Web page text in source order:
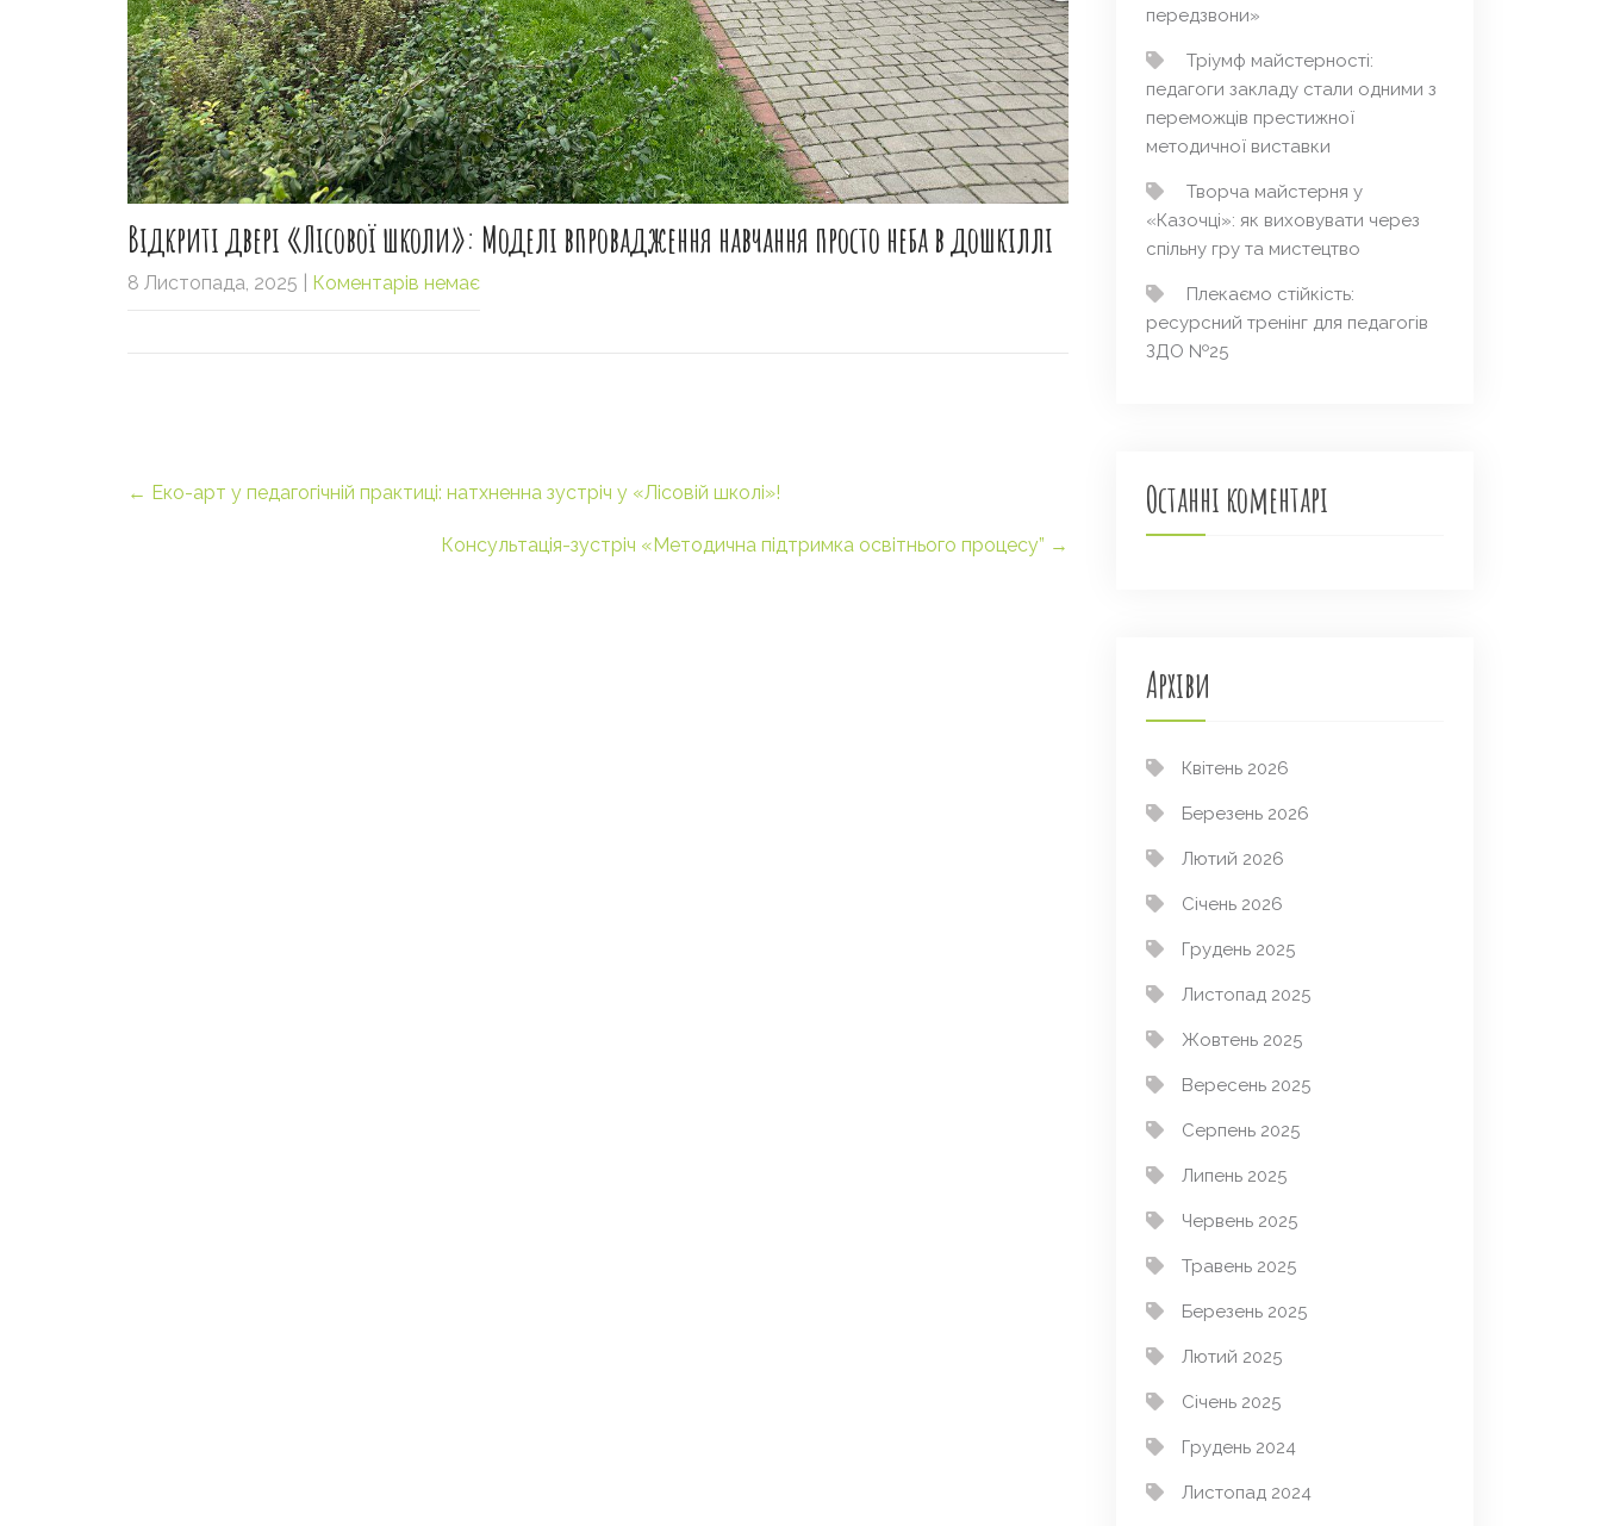
Відкриті двері «Лісової школи»: Моделі впровадження навчання просто неба в дошкіллі
8 Листопада, 2025 Коментарів немає
Post
navigation
← Еко-арт у педагогічній практиці: натхненна зустріч у «Лісовій школі»!
Консультація-зустріч «Методична підтримка освітнього процесу” →
передзвони»
Тріумф майстерності:
педагоги закладу стали одними з
переможців престижної
методичної виставки
Творча майстерня у
«Казочці»: як виховувати через
спільну гру та мистецтво
Плекаємо стійкість:
ресурсний тренінг для педагогів
ЗДО №25
Останні коментарі
Архіви
Квітень 2026
Березень 2026
Лютий 2026
Січень 2026
Грудень 2025
Листопад 2025
Жовтень 2025
Вересень 2025
Серпень 2025
Липень 2025
Червень 2025
Травень 2025
Березень 2025
Лютий 2025
Січень 2025
Грудень 2024
Листопад 2024